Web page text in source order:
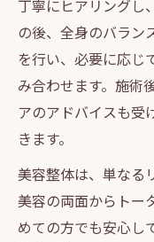
丁寧にヒアリングし
の後、全身のバラン
を行い、必要に応じ
み合わせます。施術
アのアドバイスも受
きます。
美容整体は、単なる
美容の両面からトー
めての方でも安心し